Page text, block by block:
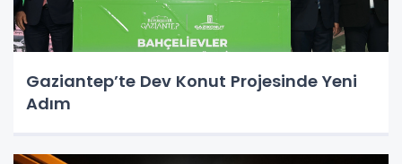
Gaziantep’te Dev Konut Projesinde Yeni
Adım